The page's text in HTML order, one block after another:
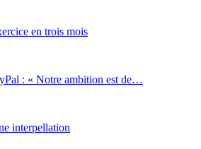
en trois mois
: « Notre ambition est de…
interpellation